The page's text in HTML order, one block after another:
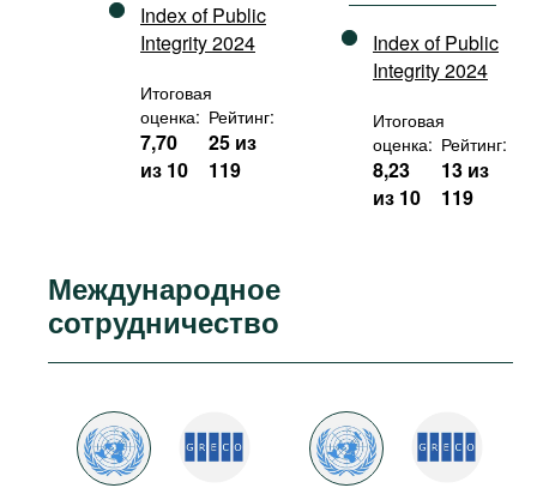
Index of Public
Integrity 2024
Итоговая
оценка:
7,70
из 10
Рейтинг:
25 из
119
Index of Public
Integrity 2024
Итоговая
оценка:
8,23
из 10
Рейтинг:
13 из
119
Международное
сотрудничество